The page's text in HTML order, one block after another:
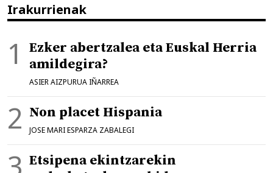
Irakurrienak
Ezker abertzalea eta Euskal Herria
amildegira?
ASIER AIZPURUA IÑARREA
Non placet Hispania
JOSE MARI ESPARZA ZABALEGI
Etsipena ekintzarekin